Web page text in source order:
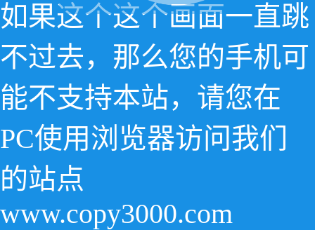
如果这个这个画面一直跳
不过去，那么您的手机可
能不支持本站，请您在
PC使用浏览器访问我们
的站点
www.copy3000.com